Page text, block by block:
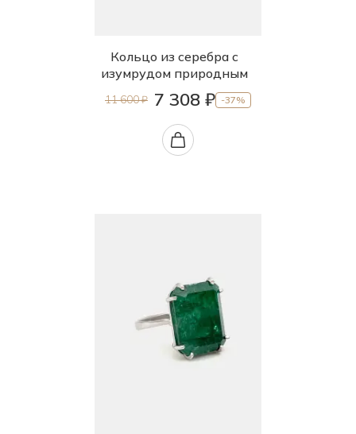
Кольцо из серебра с
изумрудом природным
11 600 ₽ 7 308 ₽ -37%